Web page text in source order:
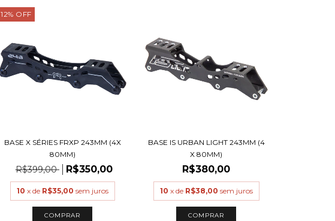
12% OFF
BASE X SÉRIES FRXP 243MM (4X
80MM)
R$399,00 R$350,00
10 x de R$35,00 sem juros
BASE IS URBAN LIGHT 243MM (4
X 80MM)
R$380,00
10 x de R$38,00 sem juros